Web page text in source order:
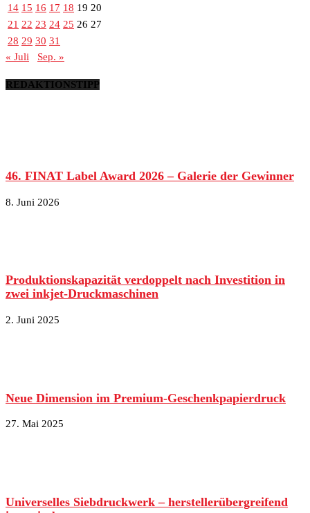
14 15 16 17 18 19 20
21 22 23 24 25 26 27
28 29 30 31
« Juli
Sep. »
REDAKTIONSTIPP
46. FINAT Label Award 2026 – Galerie der Gewinner
8. Juni 2026
Produktionskapazität verdoppelt nach Investition in
zwei inkjet-Druckmaschinen
2. Juni 2025
Neue Dimension im Premium-Geschenkpapierdruck
27. Mai 2025
Universelles Siebdruckwerk – herstellerübergreifend